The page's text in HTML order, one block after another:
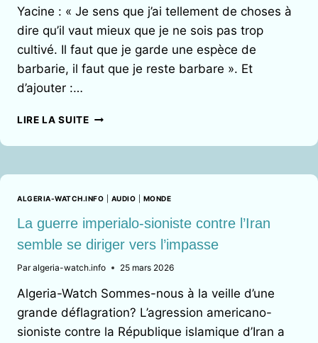
Yacine : « Je sens que j’ai tellement de choses à
dire qu’il vaut mieux que je ne sois pas trop
cultivé. Il faut que je garde une espèce de
barbarie, il faut que je reste barbare ». Et
d’ajouter :…
LIRE LA SUITELA
MÉTHODE :
OBJET
SINGULIER
EN
D’UN
HÉRITAGE
ALGERIA-WATCH.INFO AUDIO MONDE
La guerre imperialo-sioniste contre l’Iran
semble se diriger vers l’impasse
Par algeria-watch.info 25 mars 2026
Algeria-Watch Sommes-nous à la veille d’une
grande déflagration? L’agression americano-
sioniste contre la République islamique d’Iran a